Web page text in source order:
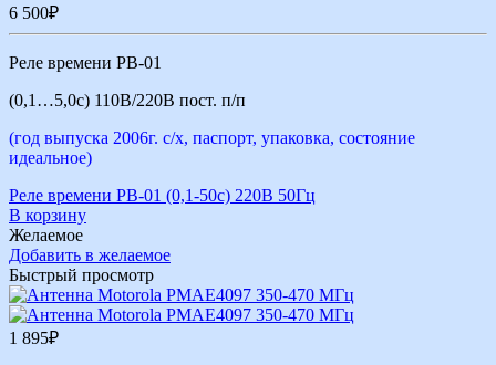
6 500₽
Реле времени РВ-01
(0,1…5,0с) 110В/220В пост. п/п
(год выпуска 2006г. с/х, паспорт, упаковка, состояние
идеальное)
Реле времени РВ-01 (0,1-50с) 220В 50Гц
В корзину
Желаемое
Добавить в желаемое
Быстрый просмотр
1 895₽